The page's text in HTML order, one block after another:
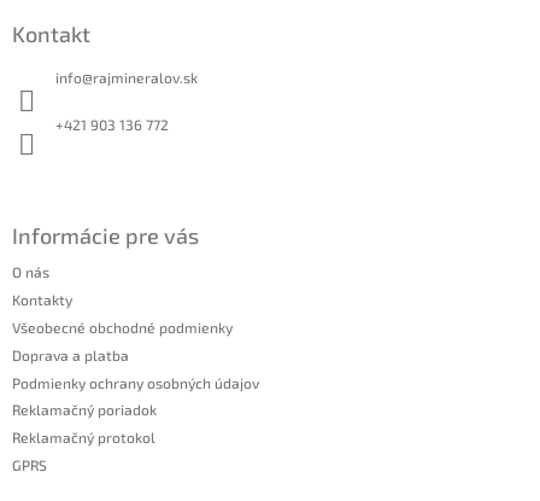
Kontakt
info@rajmineralov.sk
+421 903 136 772
Informácie pre vás
O nás
Kontakty
Všeobecné obchodné podmienky
Doprava a platba
Podmienky ochrany osobných údajov
Reklamačný poriadok
Reklamačný protokol
GPRS